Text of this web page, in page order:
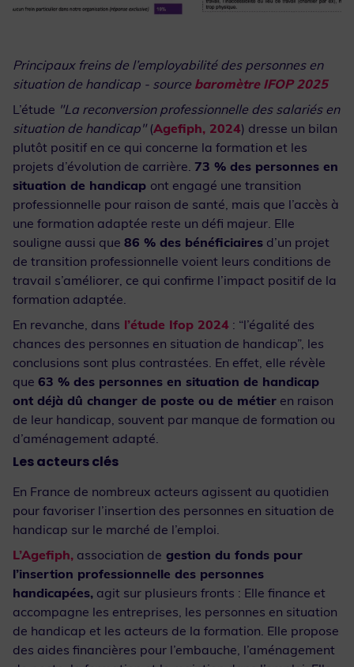
Principaux freins de l’employabilité des personnes en
situation de handicap - source baromètre IFOP 2025
L’étude "La reconversion professionnelle des salariés en
situation de handicap"(Agefiph, 2024) dresse un bilan
plutôt positif en ce qui concerne la formation et les
projets d’évolution de carrière. 73 % des personnes en
situation de handicap ont engagé une transition
professionnelle pour raison de santé, mais que l’accès à
une formation adaptée reste un défi majeur. Elle
souligne aussi que 86 % des bénéficiaires d’un projet
de transition professionnelle voient leurs conditions de
travail s’améliorer, ce qui confirme l’impact positif de la
formation adaptée.
En revanche, dans l’étude Ifop 2024 : “l’égalité des
chances des personnes en situation de handicap”, les
conclusions sont plus contrastées. En effet, elle révèle
que 63 % des personnes en situation de handicap
ont déjà dû changer de poste ou de métier en raison
de leur handicap, souvent par manque de formation ou
d’aménagement adapté.
Les acteurs clés
En France de nombreux acteurs agissent au quotidien
pour favoriser l’insertion des personnes en situation de
handicap sur le marché de l’emploi.
L’Agefiph, association de gestion du fonds pour
l’insertion professionnelle des personnes
handicapées, agit sur plusieurs fronts : Elle finance et
accompagne les entreprises, les personnes en situation
de handicap et les acteurs de la formation. Elle propose
des aides financières pour l’embauche, l’aménagement